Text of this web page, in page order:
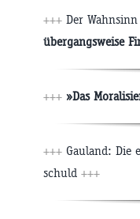
+++ Der
übergangsweise
+++ »Das
+++ Gauland: Die
schuld +++